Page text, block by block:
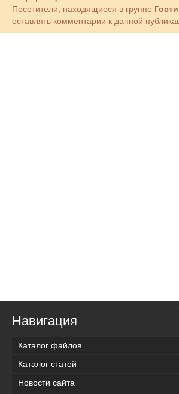
Посетители, находящиеся в группе Гости
оставлять комментарии к данной
Навигация
Каталог файлов
Каталог статей
Новости сайта